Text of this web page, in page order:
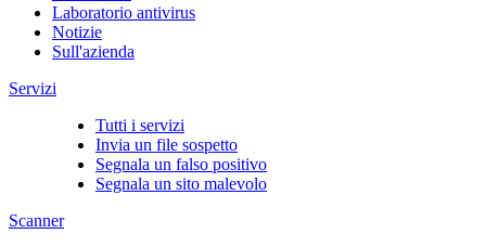
Laboratorio antivirus
Notizie
Sull'azienda
Servizi
Tutti i servizi
Invia un file sospetto
Segnala un falso positivo
Segnala un sito malevolo
Scanner